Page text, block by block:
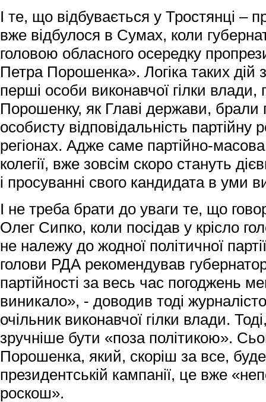
І те, що відбувається у Тростянці –
вже відбулося в Сумах, коли
головою обласного осередку
Петра Порошенка». Логіка таких дій
перші особи виконавчої гілки влади,
Порошенку, як Главі держави, брали
особисту відповідальність партійну
регіонах. Адже саме партійно-
колегії, вже зовсім скоро стануть
і просуванні свого кандидата в уми
І не треба брати до уваги те, що
Олег Сипко, коли посідав у крісло
не належу до жодної політичної
голови РДА рекомендував
партійності за весь час погоджень
виникало», - доводив тоді
очільник виконавчої гілки влади.
зручніше бути «поза політикою».
Порошенка, який, скоріш за все,
президентській кампанії, це вже
роскош».